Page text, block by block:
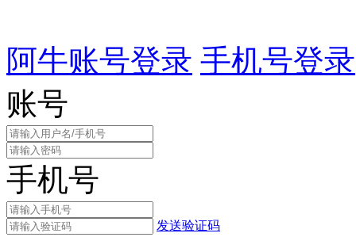
阿牛账号登录 手机号登录
账号
手机号
发送验证码